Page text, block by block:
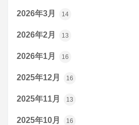
2026年3月 14
2026年2月 13
2026年1月 16
2025年12月 16
2025年11月 13
2025年10月 16